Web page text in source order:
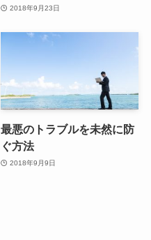
2018年9月23日
最悪のトラブルを未然に防
ぐ方法
2018年9月9日